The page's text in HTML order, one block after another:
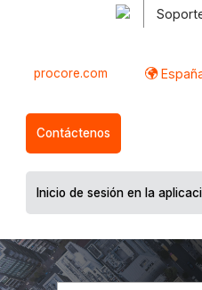
procore.com
Contáctenos
Inicio de sesión en la